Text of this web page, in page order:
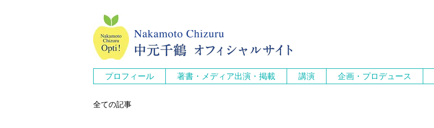
プロフィール 著書・メディア出演・掲載 講演 企画・プロデュース
全ての記事